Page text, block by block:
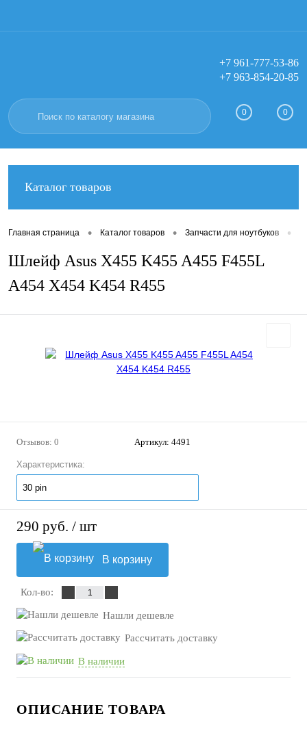
Вход Регистрация
+7 961-777-53-86
+7 963-854-20-85
0 0
Каталог товаров
Главная страница • Каталог товаров • Запчасти для ноутбуков •
Шлейф Asus X455 K455 A455 F455L
A454 X454 K454 R455
Отзывов: 0 Артикул: 4491
Характеристика:
30 pin
290 руб. / шт
В корзину
Кол-во:
Нашли дешевле
Рассчитать доставку
В наличии
ОПИСАНИЕ ТОВАРА